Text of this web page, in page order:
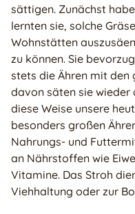
sättigen. Zunächst
lernten sie, solche
Wohnstätten
zu können. Sie
stets die Ähren mit den
davon säten sie wieder
diese Weise unsere
besonders großen
Nahrungs- und
an Nährstoffen wie
Vitamine. Das Stroh
Viehhaltung oder zur